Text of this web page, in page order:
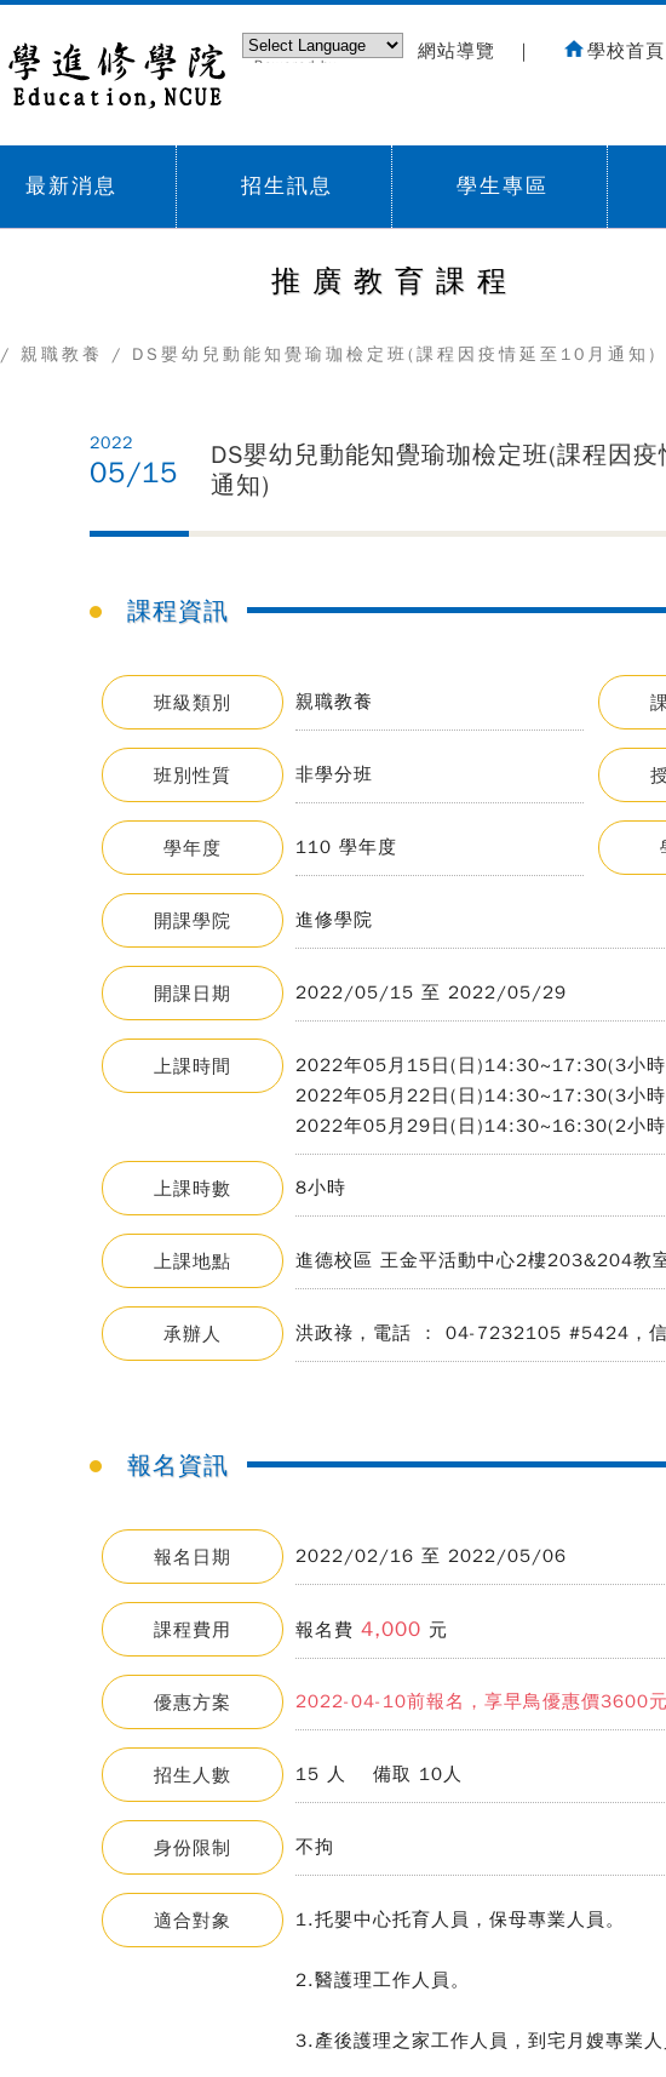
Powered by
網站導覽 ｜ 學校首頁
最新消息 招生訊息 學生專區
推廣教育課程
/ 親職教養 / DS嬰幼兒動能知覺瑜珈檢定班(課程因疫情延至10月通知)
2022
05/15
DS嬰幼兒動能知覺瑜珈檢定班(課程因疫
通知)
課程資訊
班級類別 親職教養
班別性質 非學分班
學年度 110 學年度
開課學院 進修學院
開課日期 2022/05/15 至 2022/05/29
上課時間
2022年05月15日(日)14:30~17:30(3小
2022年05月22日(日)14:30~17:30(3小
2022年05月29日(日)14:30~16:30(2小
上課時數 8小時
上課地點 進德校區 王金平活動中心2樓203&204教
承辦人 洪政祿，電話 ： 04-7232105 #5424，
報名資訊
報名日期 2022/02/16 至 2022/05/06
課程費用 報名費 4,000 元
優惠方案 2022-04-10前報名，享早鳥優惠價3600元
招生人數 15 人 備取 10人
身份限制 不拘
適合對象 1.托嬰中心托育人員，保母專業人員。
2.醫護理工作人員。
3.產後護理之家工作人員，到宅月嫂專業人